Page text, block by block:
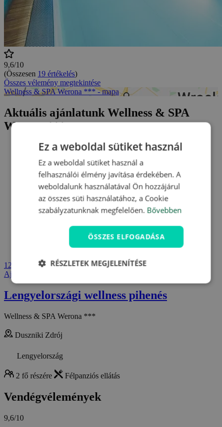
9,6/10
(Összesen 19 értékelés)
Összes vélemény megtekintése
Wellness & SPA Werona *** - mapa
Aktuális ajánlatunk Wellness & SPA
Werona ***
125 390 Ft
Ajánlat megjelenítése
Lengyelországi wellness pihenés
Wellness & SPA Werona ***
Duszniki Zdrój
Lengyelország
2 fő részére Félpanziós ellátás
Vendégvélemények
9,6/10
Ez a weboldal sütiket használ
Ez a weboldal sütiket használ a
felhasználói élmény javítása érdekében. A
weboldalunk használatával Ön hozzájárul
az összes süti használatához, a Cookie
szabályzatunknak megfelelően. Bővebben
ÖSSZES ELFOGADÁSA
RÉSZLETEK MEGJELENÍTÉSE